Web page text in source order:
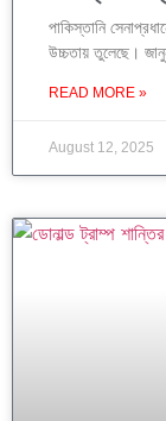
পাকিস্তানি
উচ্চতায় তুলেছে।
READ MORE »
August 12, 2025